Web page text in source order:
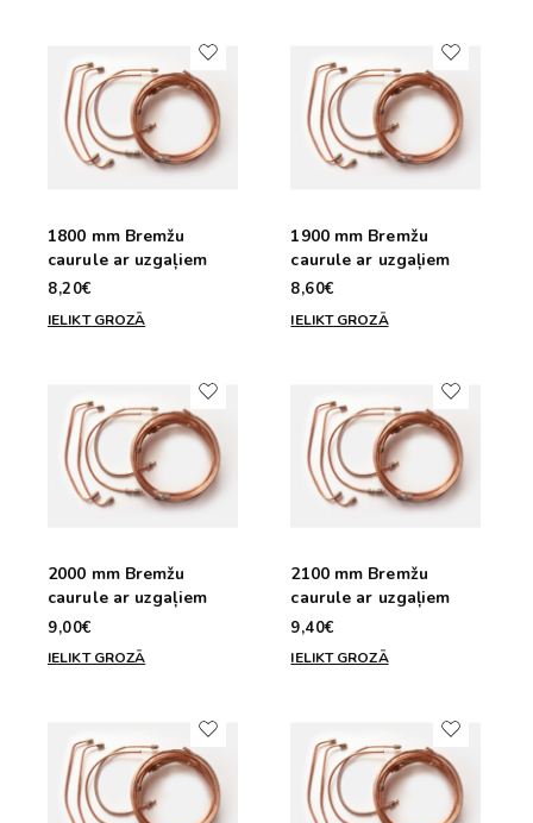
1800 mm Bremžu
caurule ar uzgaļiem
8,20€
IELIKT GROZĀ
1900 mm Bremžu
caurule ar uzgaļiem
8,60€
IELIKT GROZĀ
2000 mm Bremžu
caurule ar uzgaļiem
9,00€
IELIKT GROZĀ
2100 mm Bremžu
caurule ar uzgaļiem
9,40€
IELIKT GROZĀ